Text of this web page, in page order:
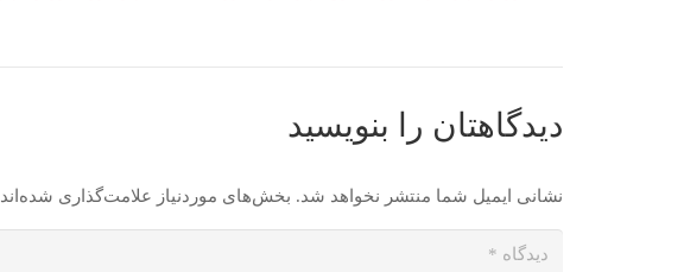
دیدگاهتان را بنویسید
نشانی ایمیل شما منتشر نخواهد شد. بخش‌های موردنیاز علامت‌گذاری شده‌اند